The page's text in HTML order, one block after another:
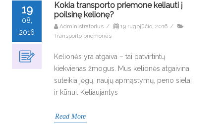
19
08,
2016
Kokia transporto priemone keliauti į
poilsinę kelionę?
Administratorius / 19 rugpjūčio, 2016 /
Transporto priemonės
Kelionės yra atgaiva – tai patvirtintų
kiekvienas žmogus. Mus kelionės atgaivina,
suteikia jėgų, naujų apmąstymų, peno sielai
ir kūnui. Keliaujantys
Read More